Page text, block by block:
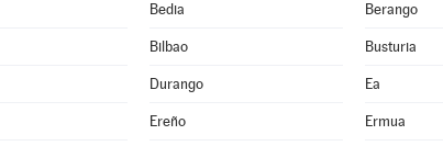
Bedia Berango
Bilbao Busturia
Durango Ea
Ereño Ermua